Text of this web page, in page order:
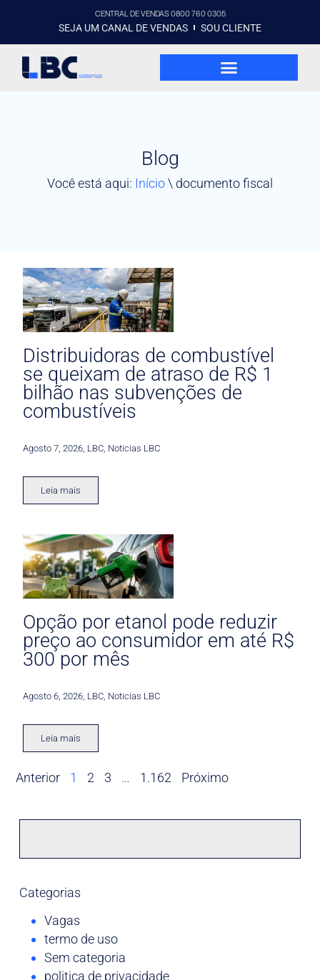
CENTRAL DE VENDAS 0800 760 0305
SEJA UM CANAL DE VENDAS SOU CLIENTE
Blog
Você está aqui: Início\ documento fiscal
Distribuidoras de combustível
se queixam de atraso de R$ 1
bilhão nas subvenções de
combustíveis
Agosto 7, 2026 LBC Noticias LBC
Leia mais
Opção por etanol pode reduzir
preço ao consumidor em até R$
300 por mês
Agosto 6, 2026 LBC Noticias LBC
Leia mais
Anterior 1 2 3 … 1.162 Próximo
Categorias
Vagas
termo de uso
Sem categoria
politica de privacidade